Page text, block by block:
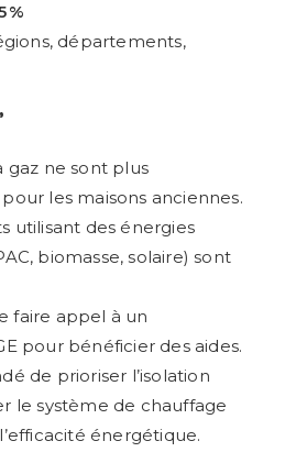
%
départements,
gaz ne sont plus
les maisons anciennes.
utilisant des énergies
biomasse, solaire) sont
faire appel à un
pour bénéficier des aides.
de prioriser l’isolation
le système de chauffage
énergétique.